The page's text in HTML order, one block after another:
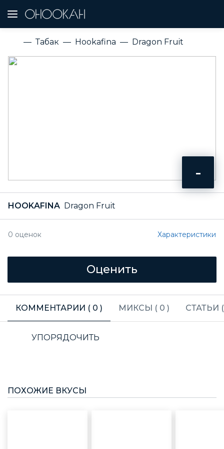
Табак Hookafina Dragon Fruit
-
HOOKAFINA Dragon Fruit
0 оценок Характеристики
КОММЕНТАРИИ ( 0 ) МИКСЫ ( 0 ) СТАТЬИ
УПОРЯДОЧИТЬ
ПОХОЖИЕ ВКУСЫ